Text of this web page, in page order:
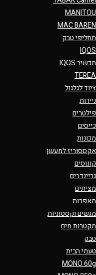
MANITOU
MAC BAREN
תחליפי טבק
IQOS
מכשיר IQOS
TEREA
ציוד לגלגול
ניירות
פילטרים
כייסים
מכונות
אקססוריז למעשן
קונוסים
גריינדרים
מציתים
מאפרות
מגשים וקססוניות
מקטרות מים
טבק
טעמי הבית
MONO 60g